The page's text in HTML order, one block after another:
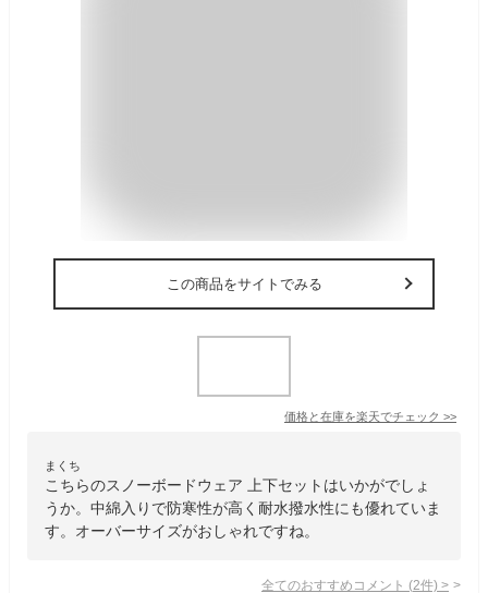
この商品をサイトでみる
価格と在庫を楽天でチェック >>
まくち
こちらのスノーボードウェア 上下セットはいかがでしょ
うか。中綿入りで防寒性が高く耐水撥水性にも優れていま
す。オーバーサイズがおしゃれですね。
全てのおすすめコメント (2件) >